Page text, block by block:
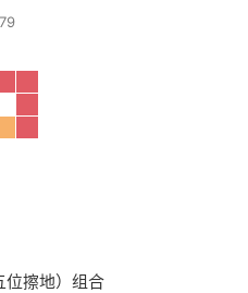
79
位擦地）组合